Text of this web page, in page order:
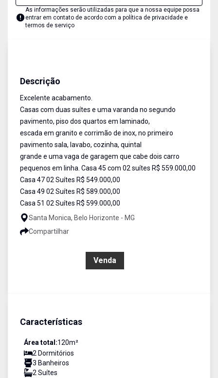
As informações serão utilizadas para que a nossa equipe possa
entrar em contato de acordo com a política de privacidade e
termos de serviço
Descrição
Excelente acabamento.
Casas com duas suítes e uma varanda no segundo
pavimento, piso dos quartos em laminado,
escada em granito e corrimão de inox, no primeiro
pavimento sala, lavabo, cozinha, quintal
grande e uma vaga de garagem que cabe dois carro
pequenos em linha. Casa 45 com 02 suítes R$ 559.000,00
Casa 47 02 Suítes R$ 549.000,00
Casa 49 02 Suítes R$ 589.000,00
Casa 51 02 Suítes R$ 599.000,00
Santa Monica, Belo Horizonte - MG
Compartilhar
Venda
Características
Área total:120m²
2 Dormitórios
3 Banheiros
2 Suítes